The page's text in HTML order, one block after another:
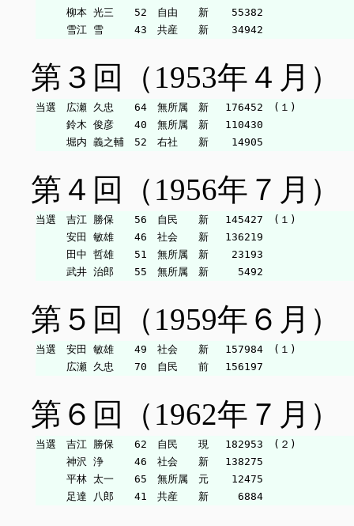
柳本 光三　　52　自由　　新　  55382
第３回（1953年４月）
当選　広瀬 久忠　　64　無所属　新　 176452　(１)
鈴木 俊彦　　40　無所属　新　 110430
第４回（1956年７月）
当選　吉江 勝保　　56　自民　　新　 145427　(１)
安田 敏雄　　46　社会　　新　 136219
田中 哲雄　　51　無所属　新　  23193
第５回（1959年６月）
当選　安田 敏雄　　49　社会　　新　 157984　(１)
第６回（1962年７月）
当選　吉江 勝保　　62　自民　　現　 182953　(２)
神沢 浄　　　46　社会　　新　 138275
平林 太一　　65　無所属　元　  12475